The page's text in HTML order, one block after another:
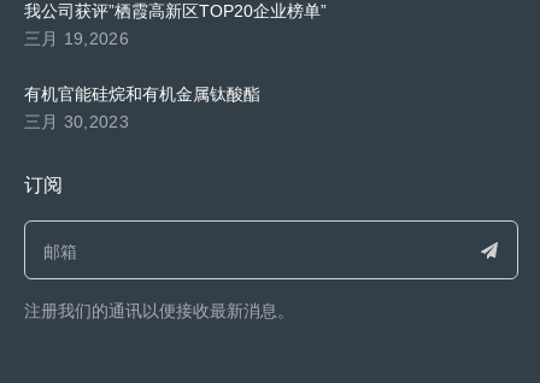
我公司获评”栖霞高新区TOP20企业榜单”
三月 19,2026
有机官能硅烷和有机金属钛酸酯
三月 30,2023
订阅
注册我们的通讯以便接收最新消息。​​​​​​​